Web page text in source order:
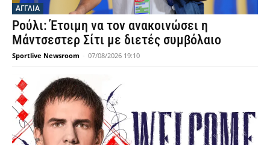
ΑΓΓΛΙΑ
Ρούλι: Έτοιμη να τον ανακοινώσει η
Μάντσεστερ Σίτι με διετές συμβόλαιο
Sportlive Newsroom - 07/08/2026 19:10